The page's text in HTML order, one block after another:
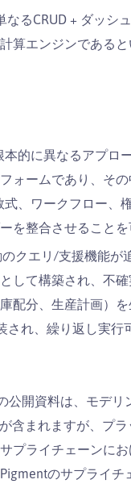
なるCRUD + ダッシ
算エンジンであると
的に異なるアプロ
ォームであり、そ
、ワークフロー、
を整合させること
クエリ/支援機能が
して構築され、不
配分、生産計画）
され、繰り返し実
公開資料は、モデ
含まれますが、プ
プライチェーンに
のサプライ